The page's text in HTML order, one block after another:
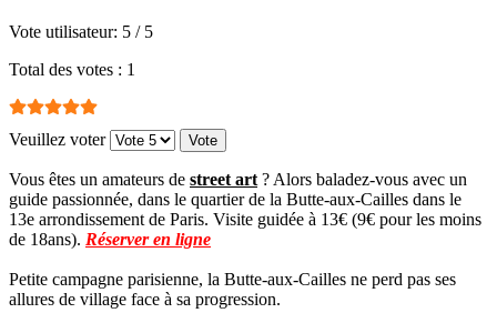
Vote utilisateur: 5 / 5
Total des votes : 1
Veuillez voter
Vous êtes un amateurs de street art ? Alors baladez-vous avec un
guide passionnée, dans le quartier de la Butte-aux-Cailles dans le
13e arrondissement de Paris. Visite guidée à 13€ (9€ pour les moins
de 18ans). Réserver en ligne
Petite campagne parisienne, la Butte-aux-Cailles ne perd pas ses
allures de village face à sa progression.